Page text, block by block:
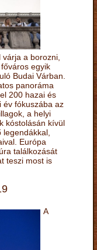
várja a borozni,
egyik
Budai Várban.
panoráma
200 hazai és
év fókuszába az
a helyi
kóstolásán kívül
legendákkal,
Európa
találkozását
teszi most is
A